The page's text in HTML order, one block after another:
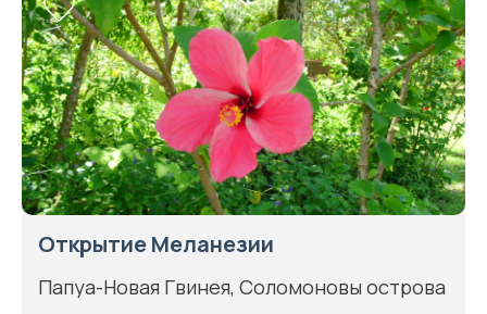
Открытие Меланезии
Папуа-Новая Гвинея, Соломоновы острова